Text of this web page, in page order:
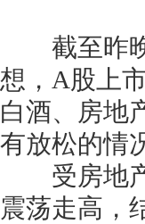
截至昨晚
想，A股上
白酒、房地
有放松的情
受房地产
震荡走高，